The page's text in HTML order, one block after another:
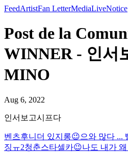
FeedArtistFan LetterMediaLiveNotice
Post de la
WINNER - 인서
MINO
Aug 6, 2022
인서보고시프다
벤츠후니 더 있지롱😉으와 많다 ...
징ㅠ2청춘스타셀카😉나도 내가